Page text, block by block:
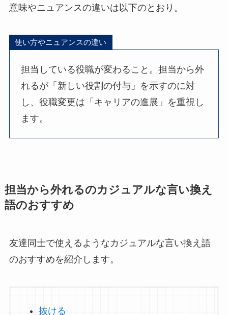
意味やニュアンスの違いは以下のとおり。
使い方やニュアンスの違い
担当している役職が変わること。担当から外
れるが「新しい役割の付与」を示すのに対
し、役職変更は「キャリアの進展」を重視し
ます。
担当から外れるのカジュアルな言い換え
語のおすすめ
友達同士で使えるようなカジュアルな言い換え語
のおすすめを紹介します。
抜ける